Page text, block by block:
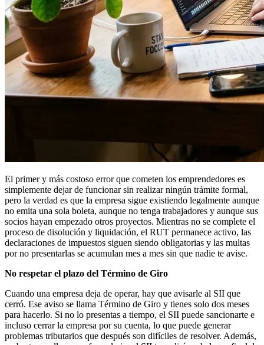
El primer y más costoso error que cometen los emprendedores es
simplemente dejar de funcionar sin realizar ningún trámite formal,
pero la verdad es que la empresa sigue existiendo legalmente aunque
no emita una sola boleta, aunque no tenga trabajadores y aunque sus
socios hayan empezado otros proyectos. Mientras no se complete el
proceso de disolución y liquidación, el RUT permanece activo, las
declaraciones de impuestos siguen siendo obligatorias y las multas
por no presentarlas se acumulan mes a mes sin que nadie te avise.
No respetar el plazo del Término de Giro
Cuando una empresa deja de operar, hay que avisarle al SII que
cerró. Ese aviso se llama Término de Giro y tienes solo dos meses
para hacerlo. Si no lo presentas a tiempo, el SII puede sancionarte e
incluso cerrar la empresa por su cuenta, lo que puede generar
problemas tributarios que después son difíciles de resolver. Además,